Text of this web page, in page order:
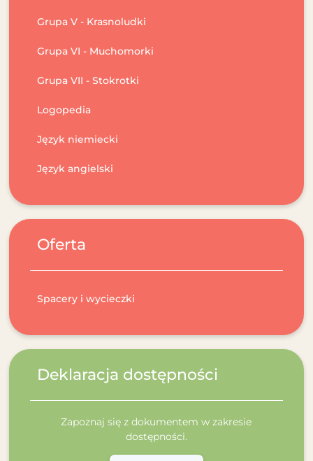
Grupa V - Krasnoludki
Grupa VI - Muchomorki
Grupa VII - Stokrotki
Logopedia
Język niemiecki
Język angielski
Oferta
Spacery i wycieczki
Deklaracja dostępności
Zapoznaj się z dokumentem w zakresie
dostępności.